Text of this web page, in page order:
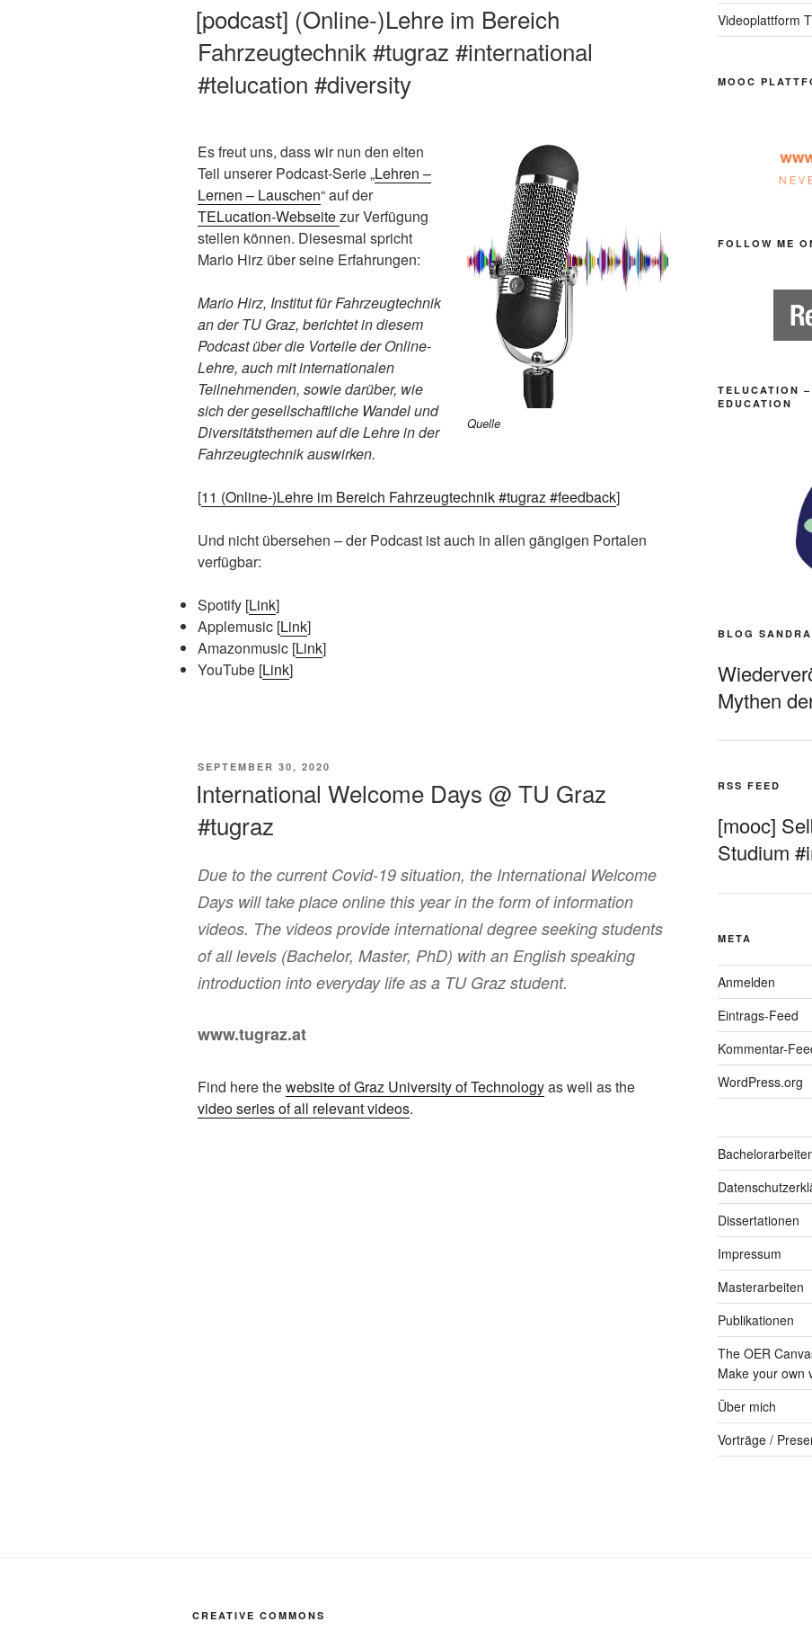
[podcast] (Online-)Lehre im Bereich
Fahrzeugtechnik #tugraz #international
#telucation #diversity
Quelle
Es freut uns, dass wir nun den elten
Teil unserer Podcast-Serie „Lehren –
Lernen – Lauschen“ auf der
TELucation-Webseitezur Verfügung
stellen können. Diesesmal spricht
Mario Hirz über seine Erfahrungen:
Mario Hirz, Institut für Fahrzeugtechnik
an der TU Graz, berichtet in diesem
Podcast über die Vorteile der Online-
Lehre, auch mit internationalen
Teilnehmenden, sowie darüber, wie
sich der gesellschaftliche Wandel und
Diversitätsthemen auf die Lehre in der
Fahrzeugtechnik auswirken.
[11 (Online-)Lehre im Bereich Fahrzeugtechnik #tugraz #feedback]
Und nicht übersehen – der Podcast ist auch in allen gängigen Portalen
verfügbar:
Spotify [Link]
Applemusic [Link]
Amazonmusic [Link]
YouTube [Link]
VERÖFFENTLICHT
SEPTEMBER 30, 2020
International Welcome Days @ TU Graz
#tugraz
Due to the current Covid-19 situation, the International Welcome
Days will take place online this year in the form of information
videos. The videos provide international degree seeking students
of all levels (Bachelor, Master, PhD) with an English speaking
introduction into everyday life as a TU Graz student.
www.tugraz.at
Find here thewebsite of Graz University of Technologyas well as the
video series of all relevant videos.
Videoplattform
MOOC
FOLLOW ME
TELUCATION
EDUCATION
BLOG
Mythen
RSS FEED
[mooc]
Studium
META
Anmelden
Eintrags-Feed
Kommentar-
WordPress.org
Dissertationen
Impressum
Masterarbeiten
Publikationen
The OER
Make your own
Über mich
Vorträge /
CREATIVE COMMONS